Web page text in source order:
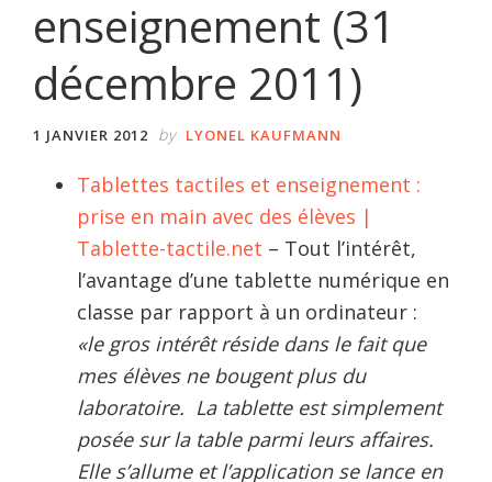
enseignement (31
décembre 2011)
1 JANVIER 2012 by LYONEL KAUFMANN
Tablettes tactiles et enseignement :
prise en main avec des élèves |
Tablette-tactile.net – Tout l’intérêt,
l’avantage d’une tablette numérique en
classe par rapport à un ordinateur :
«le gros intérêt réside dans le fait que
mes élèves ne bougent plus du
laboratoire. La tablette est simplement
posée sur la table parmi leurs affaires.
Elle s’allume et l’application se lance en